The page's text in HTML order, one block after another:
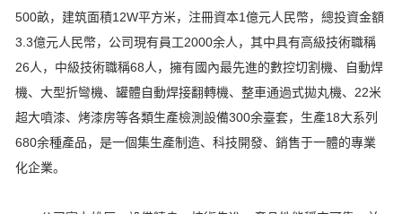
500畝，建筑面積12W平方米，注冊資本1億元人民幣，總投資金額
3.3億元人民幣，公司現有員工2000余人，其中具有高級技術職稱
26人，中級技術職稱68人，擁有國內最先進的數控切割機、自動焊
機、大型折彎機、罐體自動焊接翻轉機、整車通過式拋丸機、22米
超大噴漆、烤漆房等各類生產檢測設備300余臺套，生產18大系列
680余種產品，是一個集生產制造、科技開發、銷售于一體的專業
化企業。